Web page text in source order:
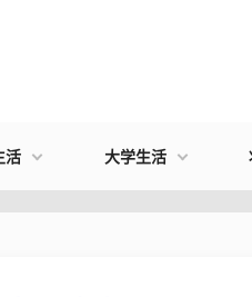
活 大学生活